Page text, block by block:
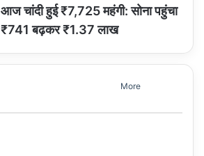
आज चांदी हुई ₹7,725 महंगी: सोना पहुंचा
₹741 बढ़कर ₹1.37 लाख
More